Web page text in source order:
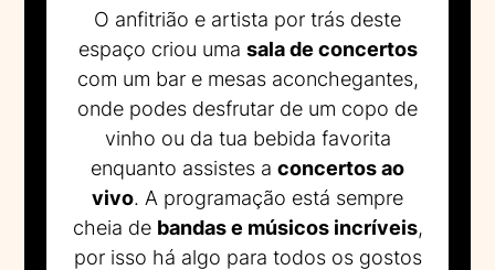
O anfitrião e artista por trás deste
espaço criou uma sala de concertos
com um bar e mesas aconchegantes,
onde podes desfrutar de um copo de
vinho ou da tua bebida favorita
enquanto assistes a concertos ao
vivo. A programação está sempre
cheia de bandas e músicos incríveis,
por isso há algo para todos os gostos